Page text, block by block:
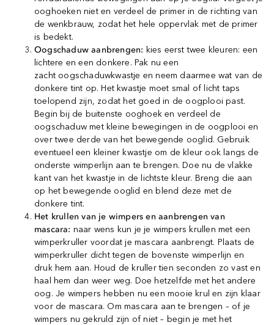
ooghoeken niet en verdeel de primer in de richting van
de wenkbrauw, zodat het hele oppervlak met de primer
is bedekt.
Oogschaduw aanbrengen: kies eerst twee kleuren: een
lichtere en een donkere. Pak nu een
zacht oogschaduwkwastje en neem daarmee wat van de
donkere tint op. Het kwastje moet smal of licht taps
toelopend zijn, zodat het goed in de oogplooi past.
Begin bij de buitenste ooghoek en verdeel de
oogschaduw met kleine bewegingen in de oogplooi en
over twee derde van het bewegende ooglid. Gebruik
eventueel een kleiner kwastje om de kleur ook langs de
onderste wimperlijn aan te brengen. Doe nu de vlakke
kant van het kwastje in de lichtste kleur. Breng die aan
op het bewegende ooglid en blend deze met de
donkere tint.
Het krullen van je wimpers en aanbrengen van
mascara: naar wens kun je je wimpers krullen met een
wimperkruller voordat je mascara aanbrengt. Plaats de
wimperkruller dicht tegen de bovenste wimperlijn en
druk hem aan. Houd de kruller tien seconden zo vast en
haal hem dan weer weg. Doe hetzelfde met het andere
oog. Je wimpers hebben nu een mooie krul en zijn klaar
voor de mascara. Om mascara aan te brengen – of je
wimpers nu gekruld zijn of niet – begin je met het